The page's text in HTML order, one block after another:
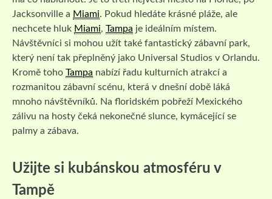
Jacksonville a Miami. Pokud hledáte krásné pláže, ale
nechcete hluk Miami, Tampa je ideálním místem.
Návštěvníci si mohou užít také fantastický zábavní park,
který není tak přeplněný jako Universal Studios v Orlandu.
Kromě toho Tampa nabízí řadu kulturních atrakcí a
rozmanitou zábavní scénu, která v dnešní době láká
mnoho návštěvníků. Na floridském pobřeží Mexického
zálivu na hosty čeká nekonečné slunce, kymácející se
palmy a zábava.
Užijte si kubánskou atmosféru v
Tampě